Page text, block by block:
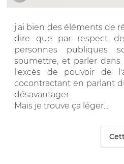
j'ai bien des éléments de
dire que par respect
personnes publiques
soumettre, et parler
l'excès de pouvoir de
cocontractant en parlant
désavantager.
Mais je trouve ça léger...